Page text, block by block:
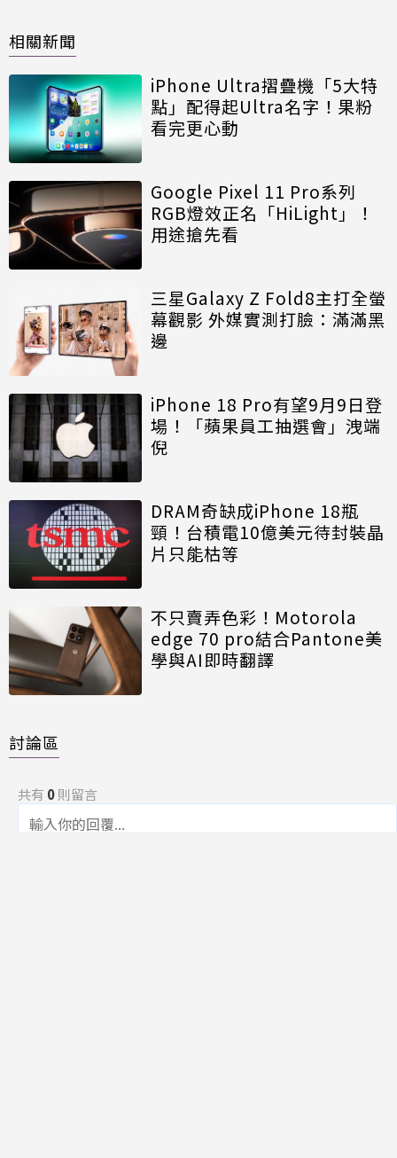
相關新聞
iPhone Ultra摺疊機「5大特
點」配得起Ultra名字！果粉
看完更心動
Google Pixel 11 Pro系列
RGB燈效正名「HiLight」！
用途搶先看
三星Galaxy Z Fold8主打全螢
幕觀影 外媒實測打臉：滿滿黑
邊
iPhone 18 Pro有望9月9日登
場！「蘋果員工抽選會」洩端
倪
DRAM奇缺成iPhone 18瓶
頸！台積電10億美元待封裝晶
片只能枯等
不只賣弄色彩！Motorola
edge 70 pro結合Pantone美
學與AI即時翻譯
討論區
共有 0則留言